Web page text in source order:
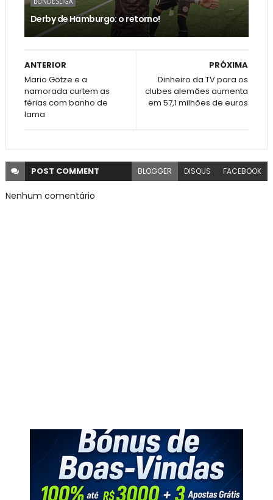
Derby de Hamburgo: o retorno!
PRÓXIMA
Dinheiro da TV para os
clubes alemães aumenta
em 57,1 milhões de euros
ANTERIOR
Mario Götze e a
namorada curtem as
férias com banho de
lama
POST COMMENT BLOGGER DISQUS FACEBOOK
Nenhum comentário